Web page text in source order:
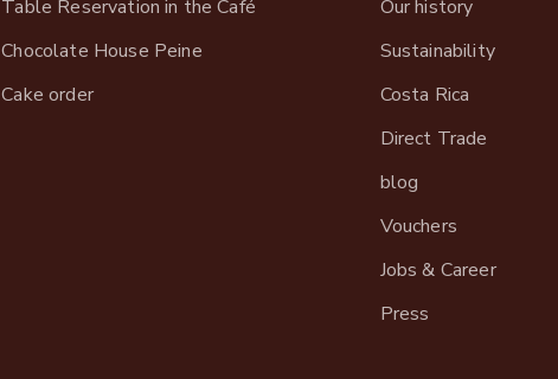
Table Reservation in the Café
Chocolate House Peine
Cake order
Our history
Sustainability
Costa Rica
Direct Trade
blog
Vouchers
Jobs & Career
Press